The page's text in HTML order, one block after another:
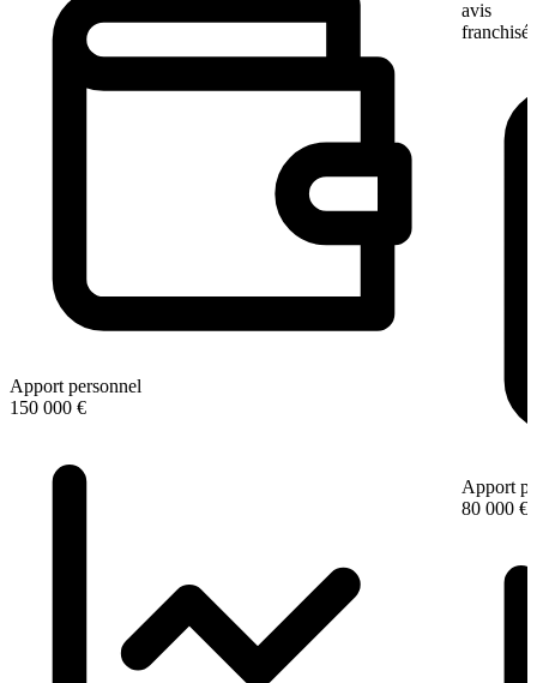
Apport personnel
150 000 €
avis
franchisé
Apport
80 000 €